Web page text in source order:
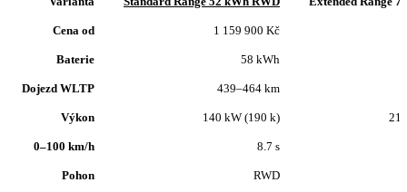
Cena od 1 159 900 Kč
Baterie 58 kWh
Dojezd WLTP 439–464 km
Výkon 140 kW (190 k)
0–100 km/h 8.7 s
Pohon RWD